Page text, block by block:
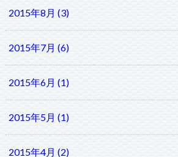
2015年8月 (3)
2015年7月 (6)
2015年6月 (1)
2015年5月 (1)
2015年4月 (2)